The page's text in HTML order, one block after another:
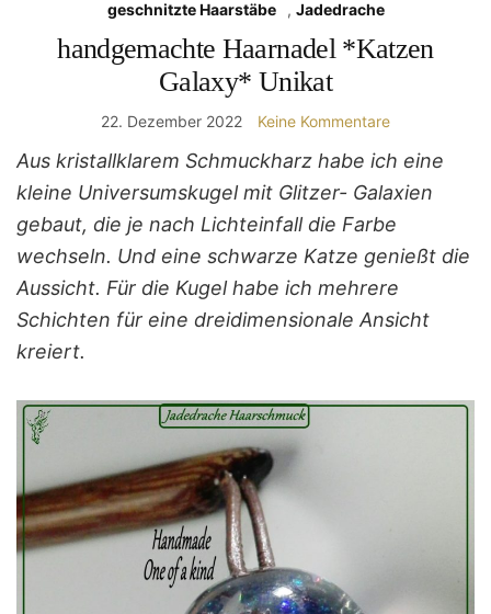
geschnitzte Haarstäbe , Jadedrache
handgemachte Haarnadel *Katzen
Galaxy* Unikat
22. Dezember 2022 Keine Kommentare
Aus kristallklarem Schmuckharz habe ich eine
kleine Universumskugel mit Glitzer- Galaxien
gebaut, die je nach Lichteinfall die Farbe
wechseln. Und eine schwarze Katze genießt die
Aussicht. Für die Kugel habe ich mehrere
Schichten für eine dreidimensionale Ansicht
kreiert.